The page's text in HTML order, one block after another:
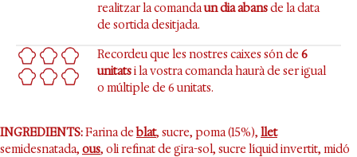
realitzar la comandaun dia abansde la data
de sortida desitjada.
Recordeu que les nostres caixes són de 6
unitatsi la vostra comanda haurà de ser igual
o múltiple de 6 unitats.
INGREDIENTS:Farina deblat, sucre, poma (15%), llet
semidesnatada, ous, oli refinat de gira-sol, sucre líquid invertit, midó